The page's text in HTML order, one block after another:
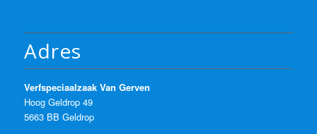
Adres
Verfspeciaalzaak Van Gerven
Hoog Geldrop 49
5663 BB Geldrop